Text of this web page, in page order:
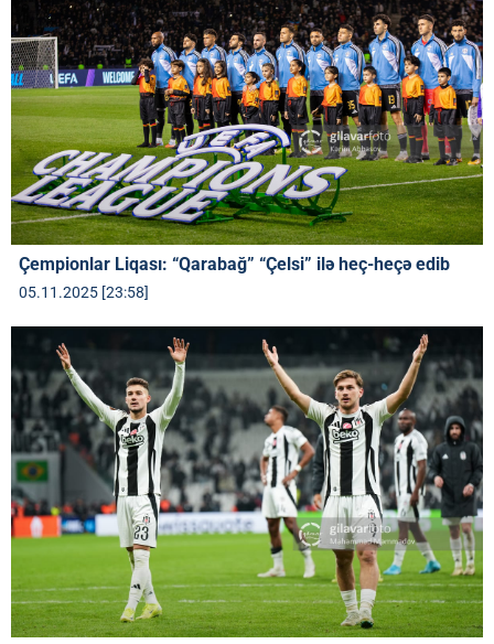
Çempionlar Liqası: “Qarabağ” “Çelsi” ilə heç-heçə edib
05.11.2025 [23:58]